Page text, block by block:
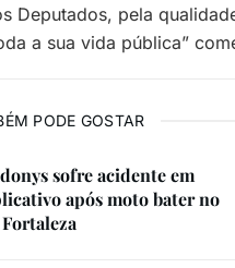
Deputados, pela
a sua vida pública”
PODE GOSTAR
sofre acidente em
após moto bater no